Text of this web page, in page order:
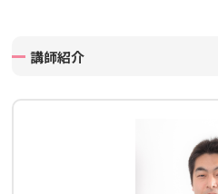
講師紹介